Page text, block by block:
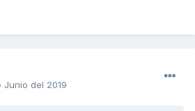
Junio del 2019